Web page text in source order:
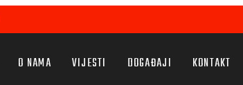
O NAMA VIJESTI DOGAĐAJI KONTAKT